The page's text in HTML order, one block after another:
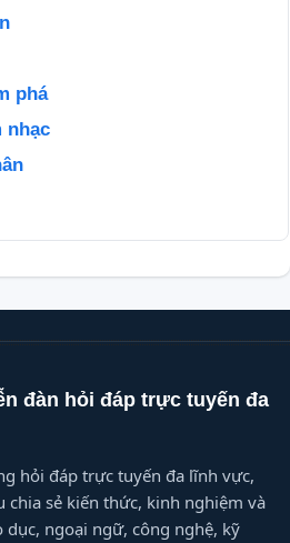
phá
nhạc
đàn hỏi đáp trực tuyến đa
hỏi đáp trực tuyến đa lĩnh vực,
chia sẻ kiến thức, kinh nghiệm và
dục, ngoại ngữ, công nghệ, kỹ